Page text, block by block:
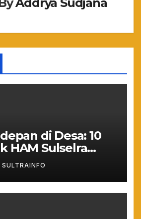
di Desa: 10
HAM Sulselra
Mengawal
SULTRAINFO